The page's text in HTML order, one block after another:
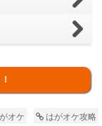
オケ はがオケ攻略